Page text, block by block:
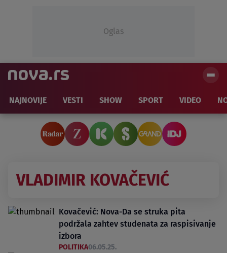
Oglas
NAJNOVIJE VESTI SHOW SPORT VIDEO
VLADIMIR KOVAČEVIĆ
Kovačević: Nova-Da se struka pita
podržala zahtev studenata za raspisivanje
izbora
POLITIKA06.05.25.